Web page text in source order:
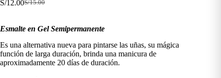
S/15.00
El
era:
S/15.00.
S/12.00El
es:
S/12.00.
Esmalte en Gel Semipermanente
Es una alternativa nueva para pintarse las uñas, su mágica
función de larga duración, brinda una manicura de
aproximadamente 20 días de duración.